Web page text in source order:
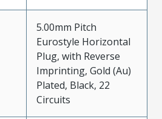
5.00mm Pitch
Eurostyle Horizontal
Plug, with Reverse
Imprinting, Gold (Au)
Plated, Black, 22
Circuits